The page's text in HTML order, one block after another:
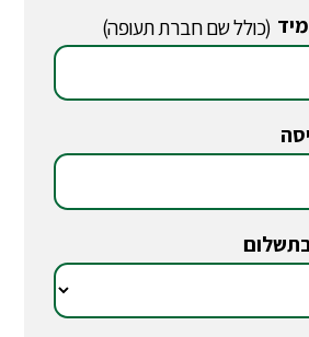
(כולל שם חברת תעופה)